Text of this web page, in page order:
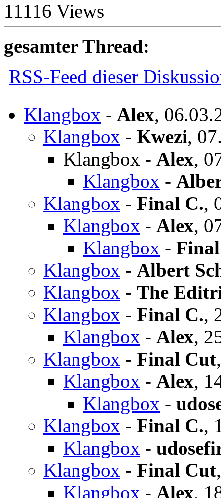
11116 Views
gesamter Thread:
RSS-Feed dieser
Klangbox - Alex,
Klangbox - Kwezi,
Klangbox - Alex,
Klangbox -
Klangbox - Final C.,
Klangbox - Alex,
Klangbox -
Klangbox - Albert
Klangbox - The
Klangbox - Final C.,
Klangbox - Alex,
Klangbox - Final Cut
Klangbox - Alex,
Klangbox -
Klangbox - Final C.,
Klangbox -
Klangbox - Final Cut
Klangbox - Alex,